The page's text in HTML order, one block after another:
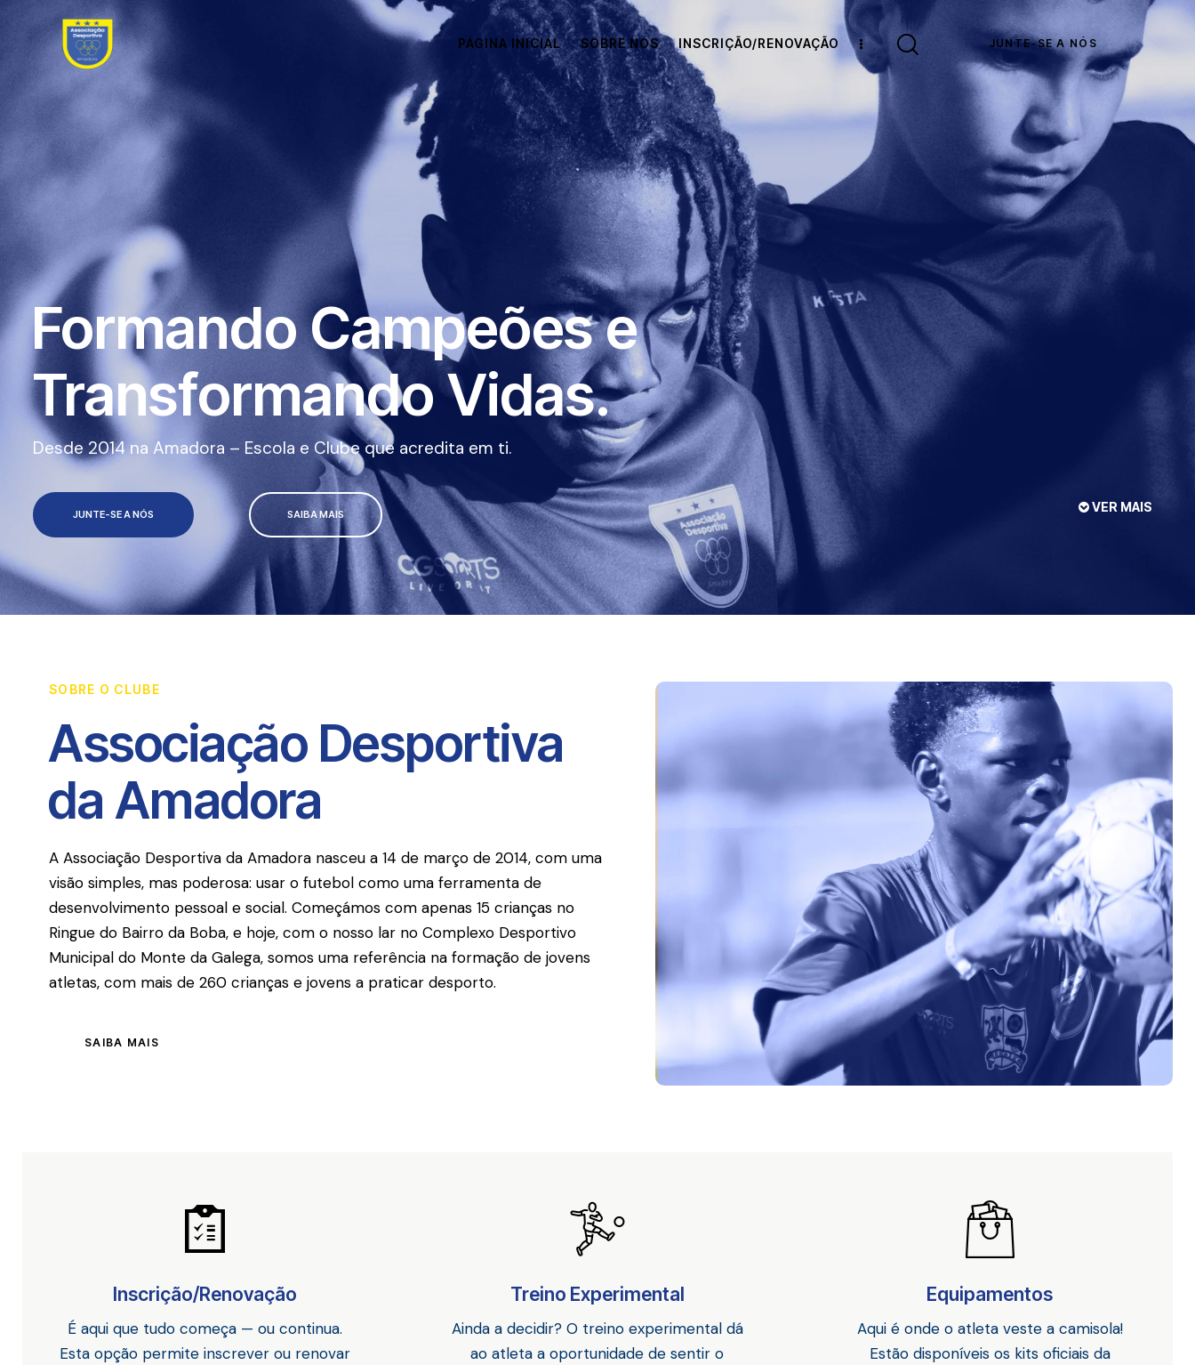
PÁGINA INICIAL SOBRE NÓS INSCRIÇÃO/RENOVAÇÃO JUNTE-SE A NÓS
VER MAIS
SAIBA MAIS
JUNTE-SE A NÓS
Desde 2014 na Amadora – Escola e Clube que acredita em ti.
Formando Campeões e
Transformando Vidas.
SOBRE O CLUBE
Associação Desportiva
da Amadora
A Associação Desportiva da Amadora nasceu a 14 de março de 2014, com uma
visão simples, mas poderosa: usar o futebol como uma ferramenta de
desenvolvimento pessoal e social. Começámos com apenas 15 crianças no
Ringue do Bairro da Boba, e hoje, com o nosso lar no Complexo Desportivo
Municipal do Monte da Galega, somos uma referência na formação de jovens
atletas, com mais de 260 crianças e jovens a praticar desporto.
SAIBA MAIS
Inscrição/Renovação
É aqui que tudo começa — ou continua.
Esta opção permite inscrever ou renovar
Treino Experimental
Ainda a decidir? O treino experimental dá
ao atleta a oportunidade de sentir o
Equipamentos
Aqui é onde o atleta veste a camisola!
Estão disponíveis os kits oficiais da